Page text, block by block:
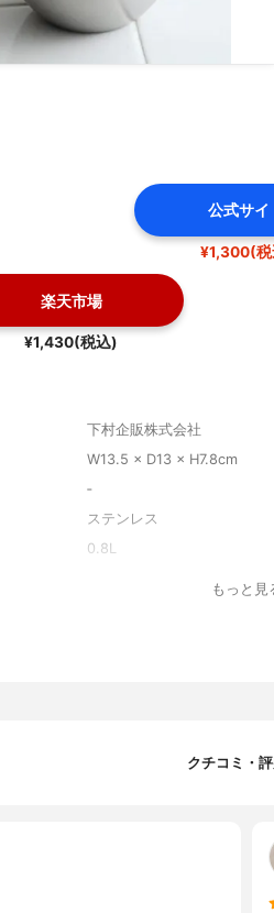
公式サイ
¥1,300(
楽天市場
¥1,430(税込)
下村企販株式会社
W13.5 × D13 × H7.8cm
‐
ステンレス
0.8L
もっと見
クチコミ・